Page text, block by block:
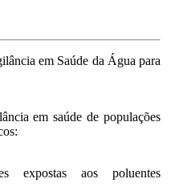
em Saúde da Água para
em saúde de populações
expostas aos poluentes